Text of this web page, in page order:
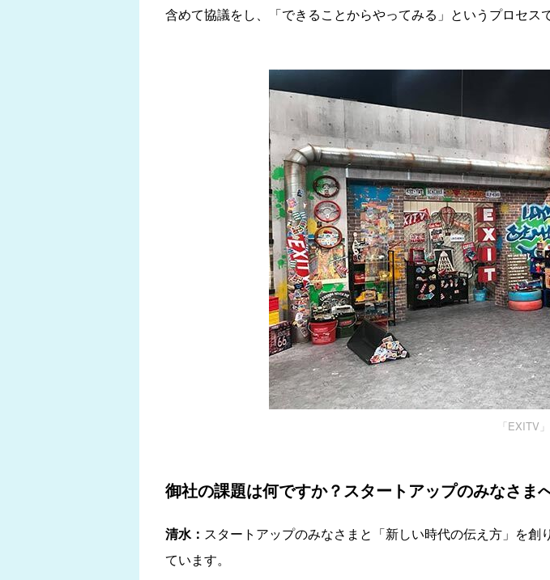
含めて協議をし、「できることからやってみる」というプロセス
「EXITV
御社の課題は何ですか？スタートアップのみなさま
清水： スタートアップのみなさまと「新しい時代の伝え方」を
ています。